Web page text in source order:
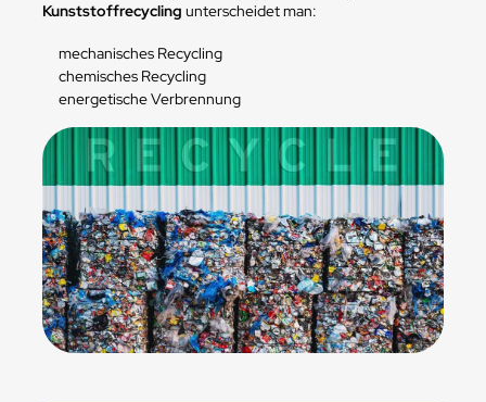
Kunststoffrecycling unterscheidet man:
mechanisches Recycling
chemisches Recycling
energetische Verbrennung